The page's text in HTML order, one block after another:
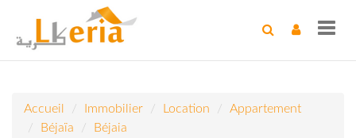
Accueil Immobilier Location
Appartement
Béjaïa
Béjaia